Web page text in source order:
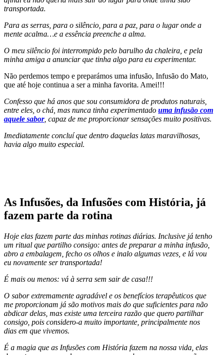
transportada.
Para as serras, para o silêncio, para a paz, para o lugar onde a
mente acalma…e a essência preenche a alma.
O meu silêncio foi interrompido pelo barulho da chaleira, e pela
minha amiga a anunciar que tinha algo para eu experimentar.
Não perdemos tempo e preparámos uma infusão, Infusão do Mato,
que até hoje continua a ser a minha favorita. Amei!!!
Confesso que há anos que sou consumidora de produtos naturais,
entre eles, o chá, mas nunca tinha experimentado uma infusão com
aquele sabor, capaz de me proporcionar sensações muito positivas.
Imediatamente concluí que dentro daquelas latas maravilhosas,
havia algo muito especial.
As Infusões, da Infusões com História, já
fazem parte da rotina
Hoje elas fazem parte das minhas rotinas diárias. Inclusive já tenho
um ritual que partilho consigo: antes de preparar a minha infusão,
abro a embalagem, fecho os olhos e inalo algumas vezes, e lá vou
eu novamente ser transportada!
É mais ou menos: vá à serra sem sair de casa!!!
O sabor extremamente agradável e os benefícios terapêuticos que
me proporcionam já são motivos mais do que suficientes para não
abdicar delas, mas existe uma terceira razão que quero partilhar
consigo, pois considero-a muito importante, principalmente nos
dias em que vivemos.
É a magia que as Infusões com História fazem na nossa vida, elas